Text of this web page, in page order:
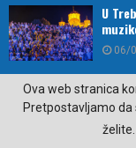
U
06/
Ova web stranica
Pretpostavljamo
želite.